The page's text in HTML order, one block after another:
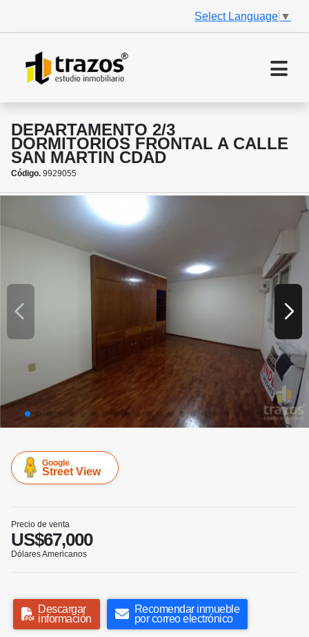
Select Language ▼
DEPARTAMENTO 2/3
DORMITORIOS FRONTAL A CALLE
SAN MARTIN CDAD
Código. 9929055
Google
Street View
Precio de venta
US$67,000
Dólares Americanos
Descargar
información
Recomendar inmueble
por correo electrónico